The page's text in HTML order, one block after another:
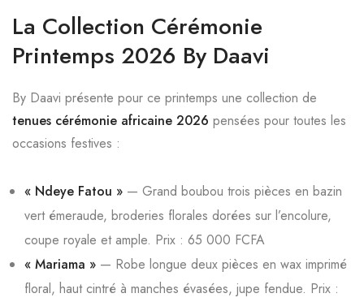
La Collection Cérémonie
Printemps 2026 By Daavi
By Daavi présente pour ce printemps une collection de
tenues cérémonie africaine 2026 pensées pour toutes les
occasions festives :
« Ndeye Fatou » — Grand boubou trois pièces en bazin
vert émeraude, broderies florales dorées sur l’encolure,
coupe royale et ample. Prix : 65 000 FCFA
« Mariama » — Robe longue deux pièces en wax imprimé
floral, haut cintré à manches évasées, jupe fendue. Prix :